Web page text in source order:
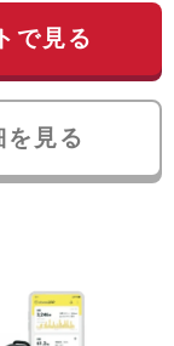
で見る
を見る